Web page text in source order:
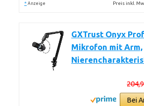
* Anzeige Preis inkl.
GXTrust Onyx
Mikrofon mit Arm,
Bei